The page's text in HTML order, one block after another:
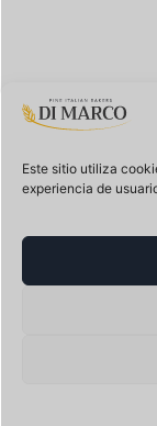
Este sitio utiliza
experiencia de